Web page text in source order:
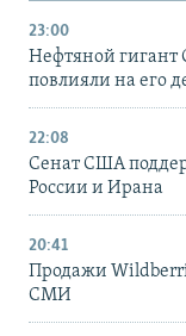
23:00
Нефтяной гигант
повлияли на его
22:08
Сенат США
России и Ирана
20:41
Продажи
СМИ